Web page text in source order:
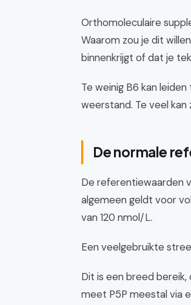
Orthomoleculaire
Waarom zou je dit
binnenkrijgt of dat je
Te weinig B6 kan
weerstand. Te veel kan
De normale
De referentiewaarden
algemeen geldt voor
van 120 nmol/L.
Een veelgebruikte
Dit is een breed
meet P5P meestal via